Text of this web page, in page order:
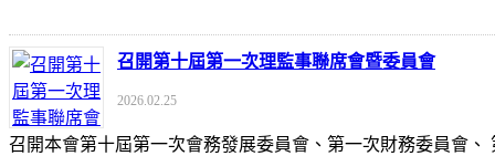
召開第十屆第一次理監事聯席會暨委員會
2026.02.25
召開本會第十屆第一次會務發展委員會、第一次財務委員會